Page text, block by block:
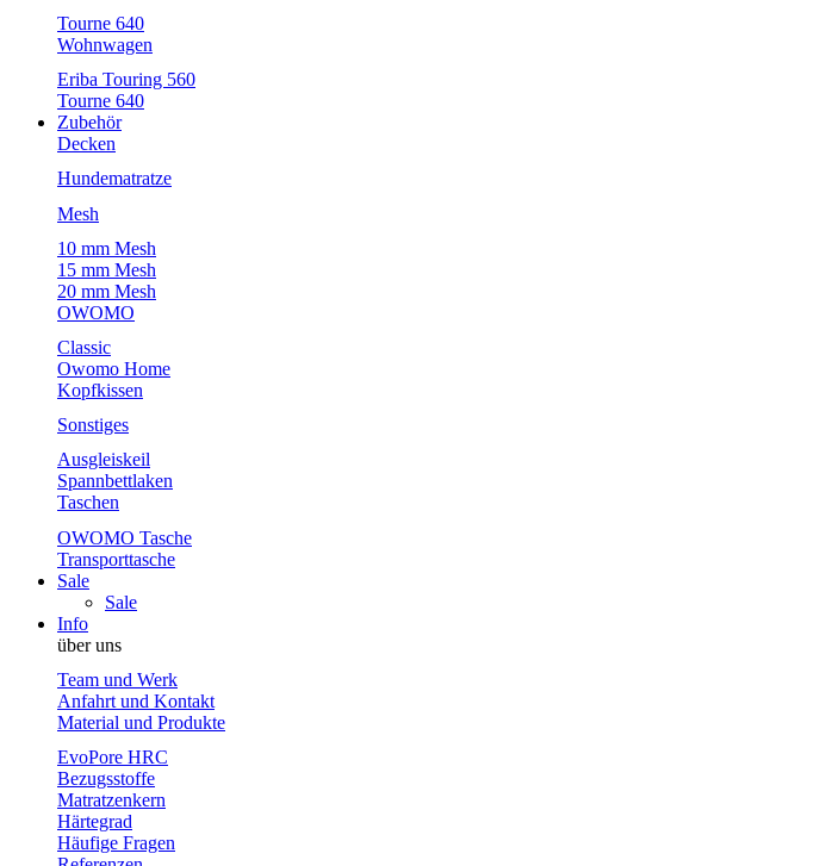
Tourne 640
Wohnwagen
Eriba Touring 560
Tourne 640
Zubehör
Decken
Hundematratze
Mesh
10 mm Mesh
15 mm Mesh
20 mm Mesh
OWOMO
Classic
Owomo Home
Kopfkissen
Sonstiges
Ausgleiskeil
Spannbettlaken
Taschen
OWOMO Tasche
Transporttasche
Sale
Sale
Info
über uns
Team und Werk
Anfahrt und Kontakt
Material und Produkte
EvoPore HRC
Bezugsstoffe
Matratzenkern
Härtegrad
Häufige Fragen